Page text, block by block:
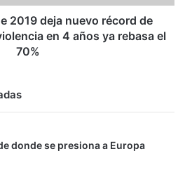
2019 deja nuevo récord de
en 4 años ya rebasa el
70%
donde se presiona a Europa